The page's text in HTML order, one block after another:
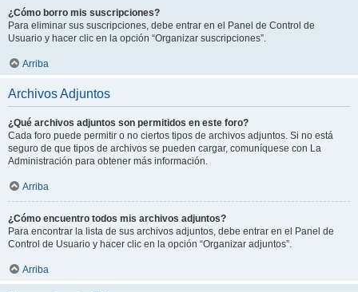
¿Cómo borro mis suscripciones?
Para eliminar sus suscripciones, debe entrar en el Panel de Control de
Usuario y hacer clic en la opción “Organizar suscripciones”.
Arriba
Archivos Adjuntos
¿Qué archivos adjuntos son permitidos en este foro?
Cada foro puede permitir o no ciertos tipos de archivos adjuntos. Si no está
seguro de que tipos de archivos se pueden cargar, comuníquese con La
Administración para obtener más información.
Arriba
¿Cómo encuentro todos mis archivos adjuntos?
Para encontrar la lista de sus archivos adjuntos, debe entrar en el Panel de
Control de Usuario y hacer clic en la opción “Organizar adjuntos”.
Arriba